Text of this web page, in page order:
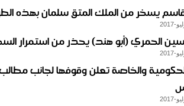
يسخر من الملك المتق سلمان بهذه
الحمري (أبو هند) يحذر من استمرار
الحكومية والخاصة تعلن وقوفها لجانب